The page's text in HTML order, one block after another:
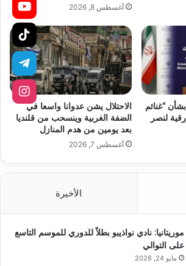
أغسطس 8, 2026
“غنائم
لنصر
الاحتلال يشن عدوانا واسعا في
الضفة الغربية وينسحب من قلنديا
بعد يومين من هدم المنازل
أغسطس 7, 2026
الأخيرة
موريتانيا: نادي نواذيبو بطلاً للدوري للموسم التاسع
على التوالي
مايو 24, 2026